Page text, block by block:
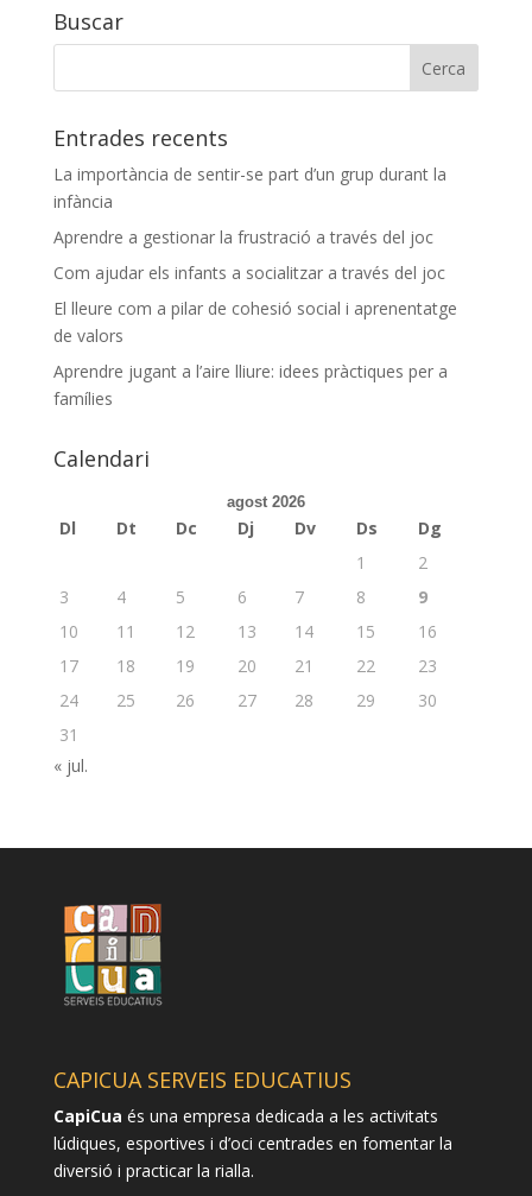
Buscar
Entrades recents
La importància de sentir-se part d’un grup durant la
infància
Aprendre a gestionar la frustració a través del joc
Com ajudar els infants a socialitzar a través del joc
El lleure com a pilar de cohesió social i aprenentatge
de valors
Aprendre jugant a l’aire lliure: idees pràctiques per a
famílies
Calendari
agost 2026
Dl Dt Dc Dj Dv Ds
Dg
1
2
3
4 5 6 7 8
9
10
11 12 13 14 15
16
17
18 19 20 21 22
23
24
25 26 27 28 29
30
31
« jul.
CAPICUA SERVEIS EDUCATIUS
CapiCua és una empresa dedicada a les activitats
lúdiques, esportives i d’oci centrades en fomentar la
diversió i practicar la rialla.